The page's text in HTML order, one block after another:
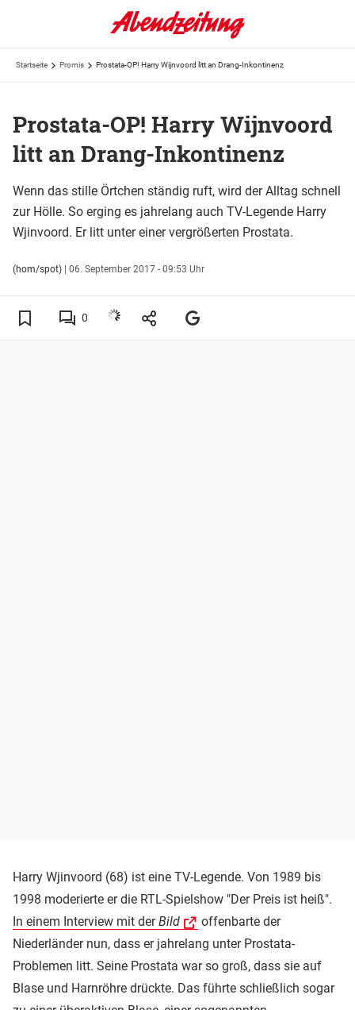
Startseite Promis Prostata-OP! Harry Wijnvoord litt an Drang-Inkontinenz
Prostata-OP! Harry Wijnvoord
litt an Drang-Inkontinenz
Wenn das stille Örtchen ständig ruft, wird der Alltag schnell
zur Hölle. So erging es jahrelang auch TV-Legende Harry
Wjinvoord. Er litt unter einer vergrößerten Prostata.
(hom/spot) | 06. September 2017 - 09:53 Uhr
0
Harry Wjinvoord (68) ist eine TV-Legende. Von 1989 bis
1998 moderierte er die RTL-Spielshow "Der Preis ist heiß".
In einem Interview mit derBild
offenbarte der
Niederländer nun, dass er jahrelang unter Prostata-
Problemen litt. Seine Prostata war so groß, dass sie auf
Blase und Harnröhre drückte. Das führte schließlich sogar